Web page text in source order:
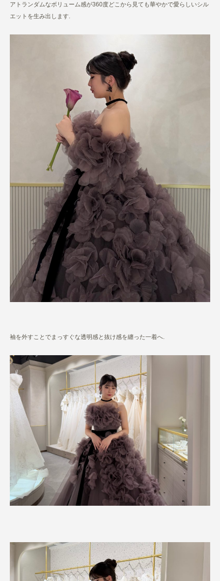
アトランダムなボリューム感が360度どこから見ても華やかで愛らしいシル
エットを生み出します.
袖を外すことでまっすぐな透明感と抜け感を纏った一着へ.